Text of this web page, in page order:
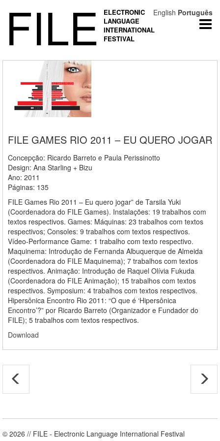
FILE
ELECTRONIC
LANGUAGE
INTERNATIONAL
FESTIVAL
FILE GAMES RIO 2011 – EU QUERO JOGAR
Concepção: Ricardo Barreto e Paula Perissinotto
Design: Ana Starling + Bizu
Ano: 2011
Páginas: 135
FILE Games Rio 2011 – Eu quero jogar” de Tarsila Yuki
(Coordenadora do FILE Games). Instalações: 19 trabalhos com
textos respectivos. Games: Máquinas: 23 trabalhos com textos
respectivos; Consoles: 9 trabalhos com textos respectivos.
Vídeo-Performance Game: 1 trabalho com texto respectivo.
Maquinema: Introdução de Fernanda Albuquerque de Almeida
(Coordenadora do FILE Maquinema); 7 trabalhos com textos
respectivos. Animação: Introdução de Raquel Olívia Fukuda
(Coordenadora do FILE Animação); 15 trabalhos com textos
respectivos. Symposium: 4 trabalhos com textos respectivos.
Hipersônica Encontro Rio 2011: “O que é ‘Hipersônica
Encontro’?” por Ricardo Barreto (Organizador e Fundador do
FILE); 5 trabalhos com textos respectivos.
Download
© 2026 // FILE - Electronic Language International Festival
English Português